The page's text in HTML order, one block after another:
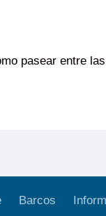
pasear entre
Barcos